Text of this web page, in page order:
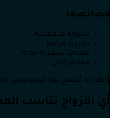
خصائصها
سيولة منخفضة.
سبريد مرتفع.
تقلبات سعرية قوية.
مخاطر أعلى.
ولهذا لا يُنصح بها للمتداولين
أي الأزواج تناسب